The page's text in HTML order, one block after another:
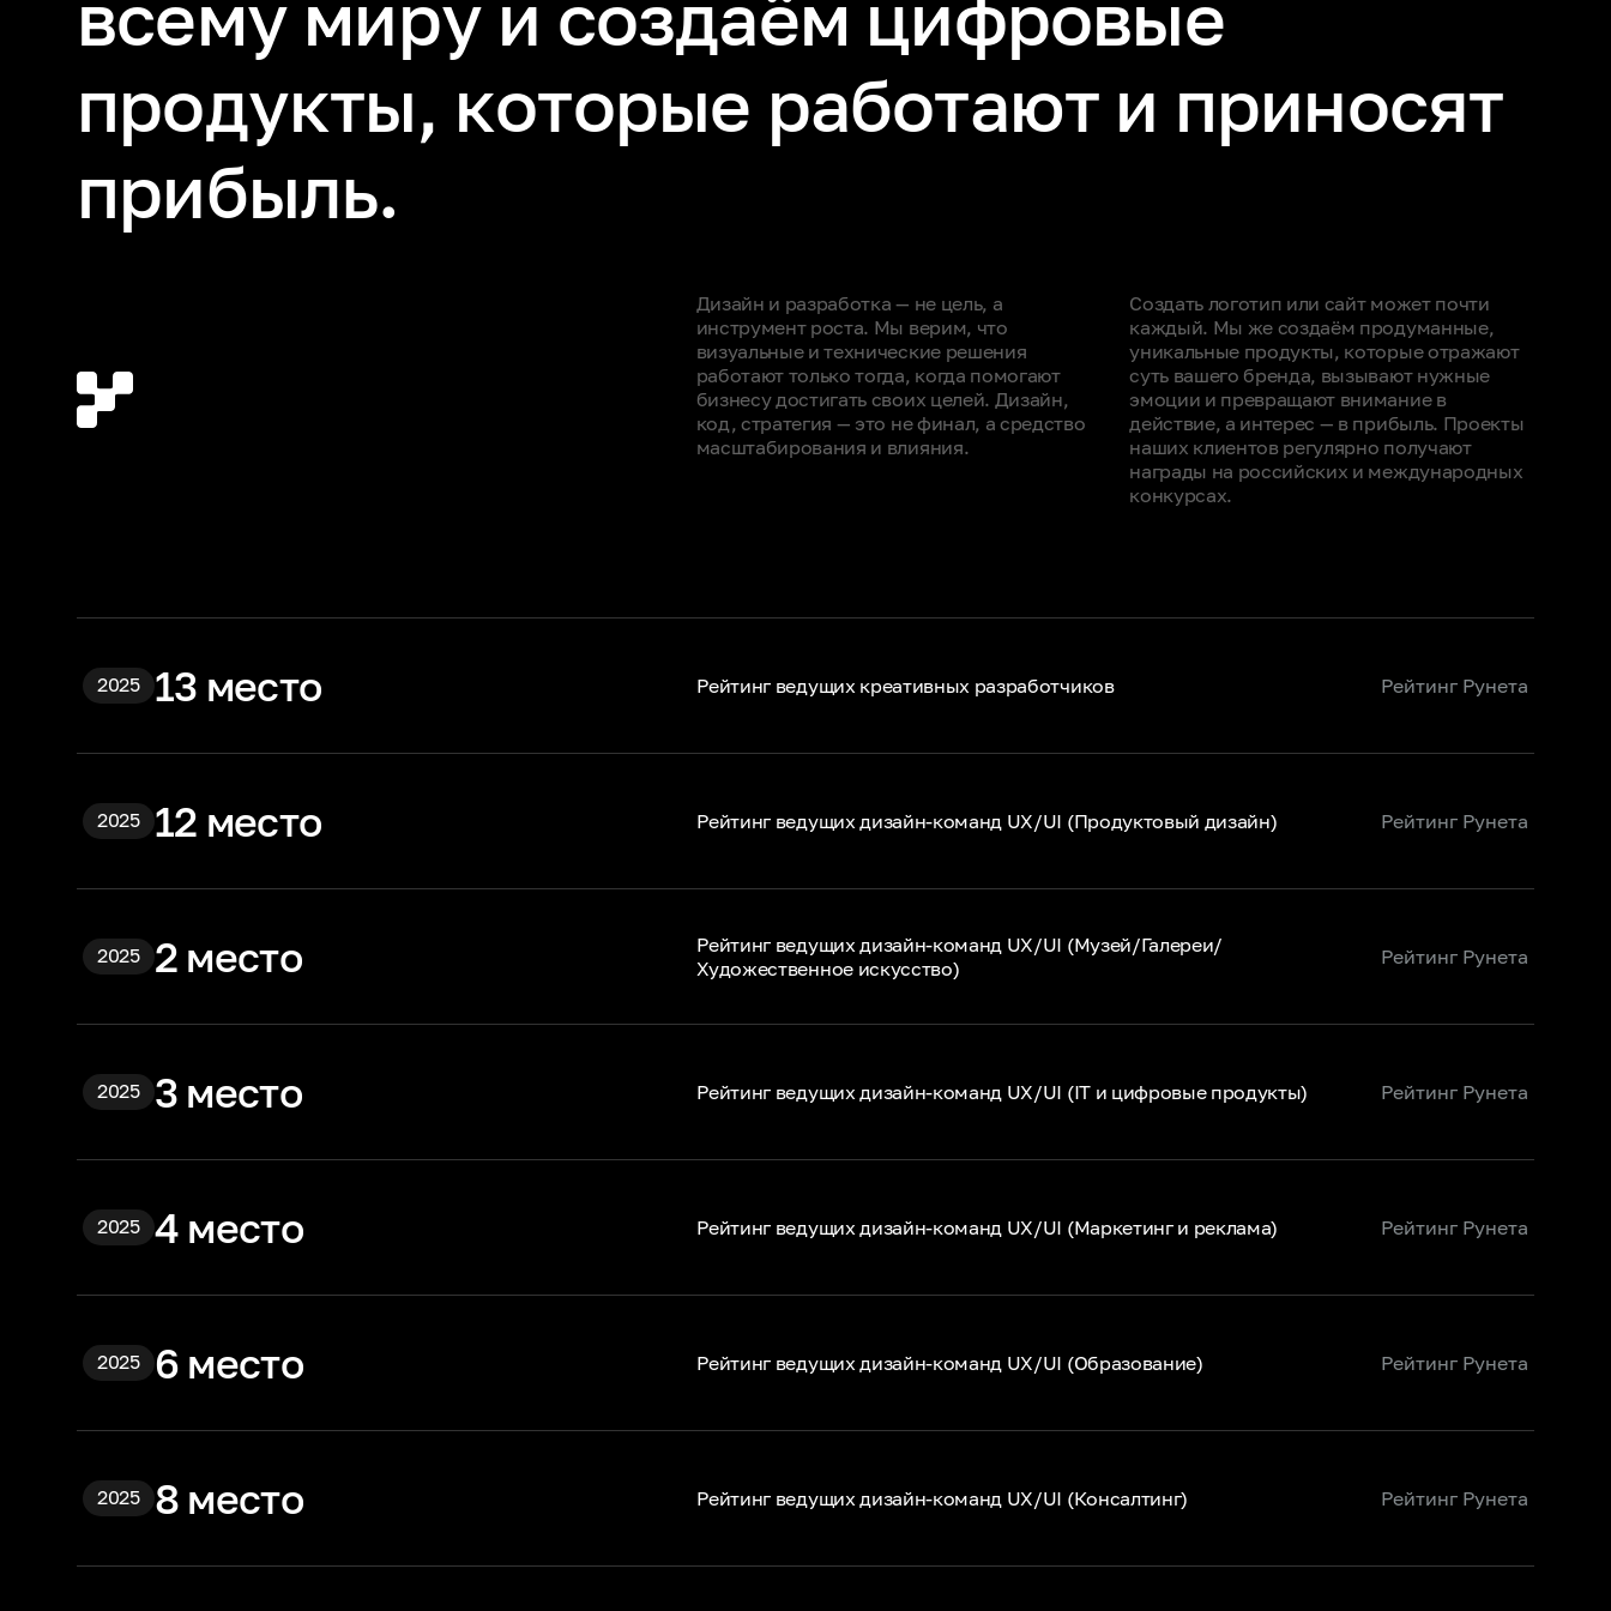
всему миру и создаём цифровые
продукты, которые работают и приносят
прибыль.
Дизайн и разработка — не цель, а
инструмент роста. Мы верим, что
визуальные и технические решения
работают только тогда, когда помогают
бизнесу достигать своих целей. Дизайн,
код, стратегия — это не финал, а средство
масштабирования и влияния.
Создать логотип или сайт может почти
каждый. Мы же создаём продуманные,
уникальные продукты, которые отражают
суть вашего бренда, вызывают нужные
эмоции и превращают внимание в
действие, а интерес — в прибыль. Проекты
наших клиентов регулярно получают
награды на российских и международных
конкурсах.
13 место
2025 Рейтинг ведущих креативных разработчиков Рейтинг Рунета
12 место
2025 Рейтинг ведущих дизайн-команд UX/UI (Продуктовый дизайн) Рейтинг Рунета
2 место
2025
Рейтинг ведущих дизайн-команд UX/UI (Музей/Галереи/
Художественное искусство)
Рейтинг Рунета
3 место
2025 Рейтинг ведущих дизайн-команд UX/UI (IT и цифровые продукты) Рейтинг Рунета
4 место
2025 Рейтинг ведущих дизайн-команд UX/UI (Маркетинг и реклама) Рейтинг Рунета
6 место
2025 Рейтинг ведущих дизайн-команд UX/UI (Образование) Рейтинг Рунета
8 место
2025 Рейтинг ведущих дизайн-команд UX/UI (Консалтинг) Рейтинг Рунета